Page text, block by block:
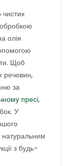
чистих
олія
Щоб
речовин,
за
пресі,
У
з будь-